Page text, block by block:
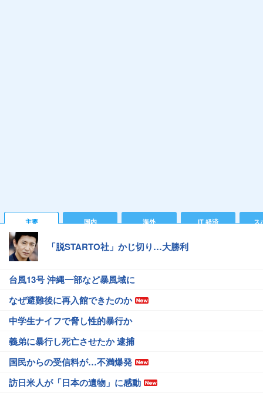
主要 国内 海外 IT 経済 ス
「脱STARTO社」かじ切り…大勝利
台風13号 沖縄一部など暴風域に
なぜ避難後に再入館できたのか
中学生ナイフで脅し性的暴行か
義弟に暴行し死亡させたか 逮捕
国民からの受信料が…不満爆発
訪日米人が「日本の遺物」に感動